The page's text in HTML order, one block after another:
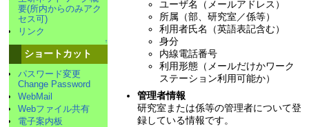
ユーザ名（メールアドレス）
所属（部、研究室／係等）
利用者氏名（英語表記含む）
身分
内線電話番号
利用形態（メールだけかワーク
ステーション利用可能か）
管理者情報
研究室または係等の管理者について登
録している情報です。
要(所内からのみアク
セス可)
リンク
↑
ショートカット
パスワード変更
Change Password
WebMail
Webファイル共有
電子案内板